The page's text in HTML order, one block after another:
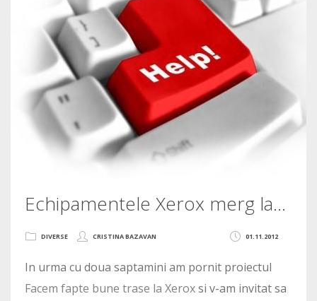
Echipamentele Xerox merg la…
01.11.2012
DIVERSE CRISTINA BAZAVAN
In urma cu doua saptamini am pornit proiectul
Facem fapte bune trase la Xeroxsi v-am invitat sa